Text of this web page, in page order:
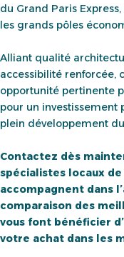
du Grand Paris
les grands pôles
Alliant qualité
accessibilité renforcée,
opportunité pertinente
pour un
plein développement
Contactez dès
spécialistes locaux de
accompagnent dans
comparaison des
vous font bénéficier
votre achat dans les